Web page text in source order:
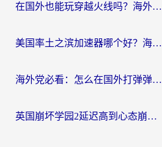
在国外也能玩穿越火线吗？海外玩家国服游戏畅玩终极指南
美国率土之滨加速器哪个好？海外党国服游戏畅玩终极指南（附多游戏解决方案）
海外党必看：怎么在国外打弹弹堂不卡？番茄加速器亲测指南
英国崩坏学园2延迟高到心态崩？海外党国服游戏加速终极指南